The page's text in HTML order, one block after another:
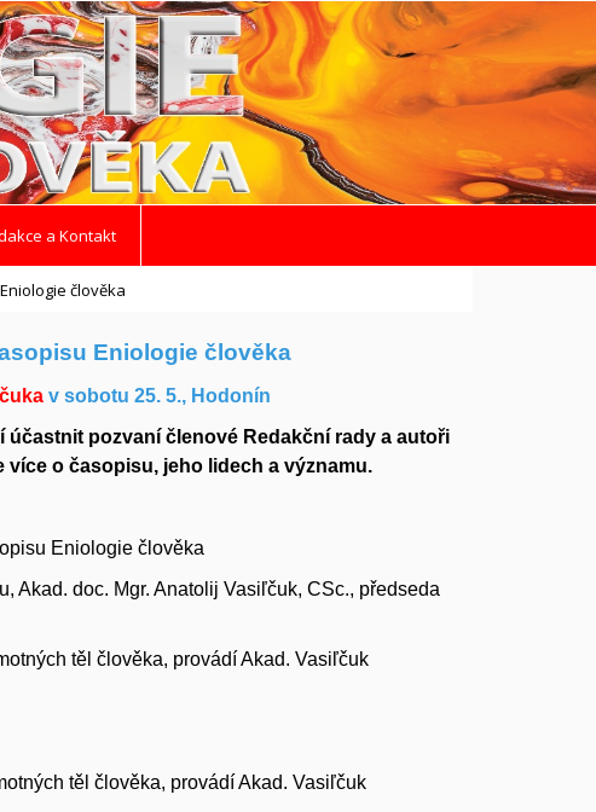
a Kontakt
člověka
Eniologie člověka
v sobotu 25. 5., Hodonín
pozvaní členové Redakční rady a autoři
o časopisu, jeho lidech a významu.
Eniologie člověka
Akad. doc. Mgr. Anatolij Vasiľčuk, CSc., předseda
těl člověka, provádí Akad. Vasiľčuk
těl člověka, provádí Akad. Vasiľčuk